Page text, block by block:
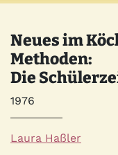
Neues im
Methoden:
Die
Jahr
1976
Autor*innen
Laura Haßler